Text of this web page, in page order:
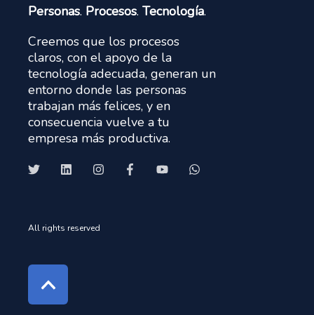
Personas. Procesos. Tecnología.
Creemos que los procesos
claros, con el apoyo de la
tecnología adecuada, generan un
entorno donde las personas
trabajan más felices, y en
consecuencia vuelve a tu
empresa más productiva.
All rights reserved